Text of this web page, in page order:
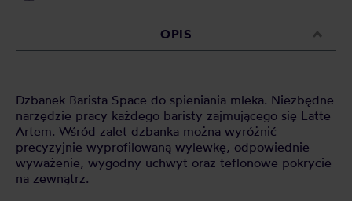
OPIS
Dzbanek Barista Space do spieniania mleka. Niezbędne
narzędzie pracy każdego baristy zajmującego się Latte
Artem. Wśród zalet dzbanka można wyróżnić
precyzyjnie wyprofilowaną wylewkę, odpowiednie
wyważenie, wygodny uchwyt oraz teflonowe pokrycie
na zewnątrz.